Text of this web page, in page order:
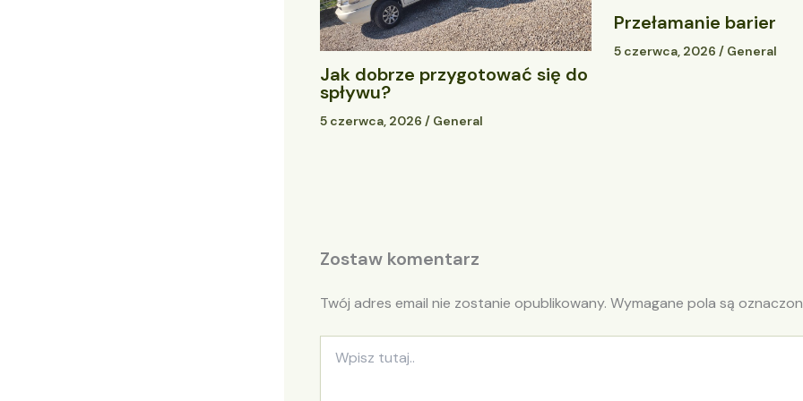
Jak dobrze przygotować się do
spływu?
5 czerwca, 2026 / General
Przełamanie barier
5 czerwca, 2026 / General
Zostaw komentarz
Twój adres email nie zostanie opublikowany. Wymagane pola są
tutaj..